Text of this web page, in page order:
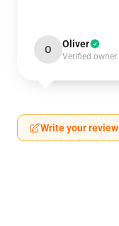
O Oliver
Verified owner
Write your review